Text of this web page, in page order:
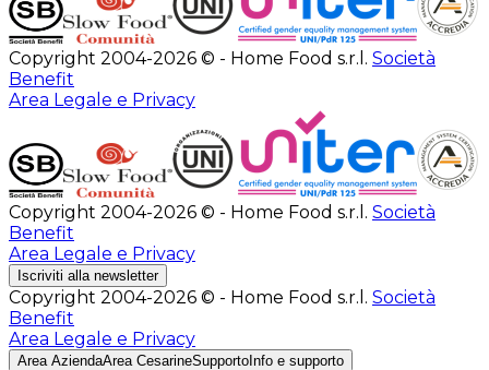
Copyright 2004-2026 © - Home Food s.r.l. Società
Benefit
Area Legale e Privacy
Copyright 2004-2026 © - Home Food s.r.l. Società
Benefit
Area Legale e Privacy
Iscriviti alla newsletter
Copyright 2004-2026 © - Home Food s.r.l. Società
Benefit
Area Legale e Privacy
Area AziendaArea CesarineSupporto Info e supporto